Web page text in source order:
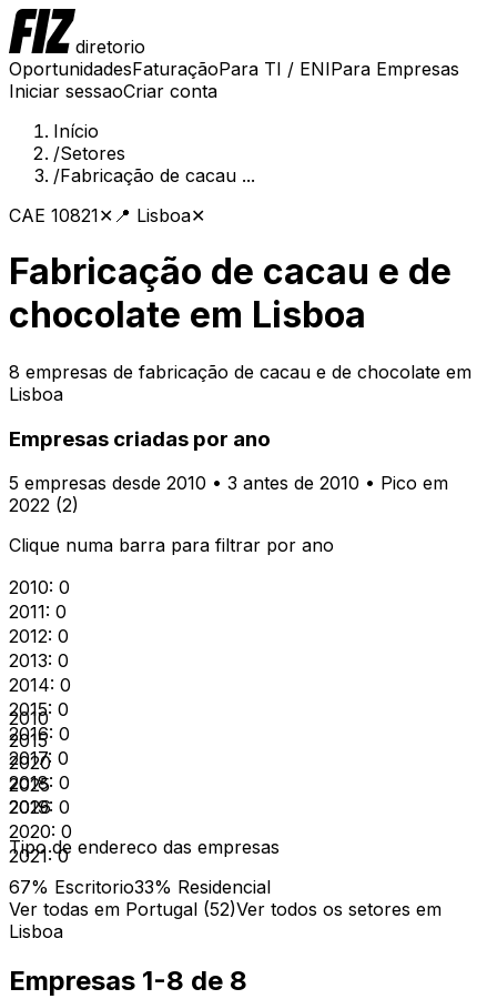
diretorio
OportunidadesFaturaçãoPara TI / ENIPara Empresas
Iniciar sessaoCriar conta
Início
/Setores
/Fabricação de cacau ...
CAE 10821✕ 📍 Lisboa✕
Fabricação de cacau e de
chocolate em Lisboa
8 empresas de fabricação de cacau e de chocolate em
Lisboa
Empresas criadas por ano
5 empresas desde 2010 • 3 antes de 2010 • Pico em
2022 (2)
Clique numa barra para filtrar por ano
2010: 0
2011: 0
2012: 0
2013: 0
2014: 0
2015: 0
2016: 0
2017: 0
2018: 0
2019: 0
2020: 0
2021 :0
2010
2015
2020
2025
2026
Tipo de endereco das empresas
67% Escritorio33% Residencial
Ver todas em Portugal (52)Ver todos os setores em
Lisboa
Empresas 1-8 de 8